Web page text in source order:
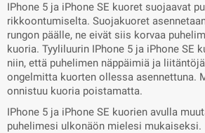
IPhone 5 ja iPhone SE kuoret suojaavat
rikkoontumiselta. Suojakuoret
rungon päälle, ne eivät siis korvaa
kuoria. Tyyliluurin IPhone 5 ja iPhone SE
niin, että puhelimen näppäimiä ja
ongelmitta kuorten ollessa asennettuna.
onnistuu kuoria poistamatta.
IPhone 5 ja iPhone SE kuorien avulla
puhelimesi ulkonäön mielesi mukaiseksi.